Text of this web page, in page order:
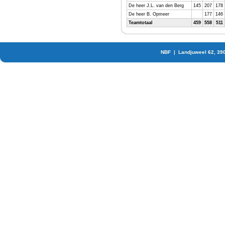
De heer J.L. van den Berg
145 207
178
De heer B. Opmeer
177
146
Teamtotaal
459 558 511
NBF | Landjuweel 62,